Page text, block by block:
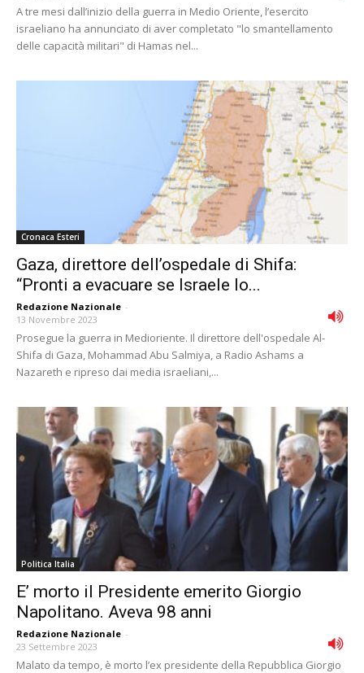
A tre mesi dall’inizio della guerra in Medio Oriente, l’esercito
israeliano ha annunciato di aver completato "lo smantellamento
delle capacità militari" di Hamas nel...
Cronaca Esteri
Gaza, direttore dell’ospedale di Shifa:
“Pronti a evacuare se Israele lo...
Redazione Nazionale -
13 Novembre 2023
Prosegue la guerra in Medioriente. Il direttore dell'ospedale Al-
Shifa di Gaza, Mohammad Abu Salmiya, a Radio Ashams a
Nazareth e ripreso dai media israeliani,...
Politica Italia
E’ morto il Presidente emerito Giorgio
Napolitano. Aveva 98 anni
Redazione Nazionale -
23 Settembre 2023
Malato da tempo, è morto l’ex presidente della Repubblica Giorgio